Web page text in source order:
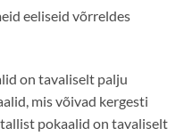
eeliseid võrreldes
on tavaliselt palju
mis võivad kergesti
pokaalid on tavaliselt